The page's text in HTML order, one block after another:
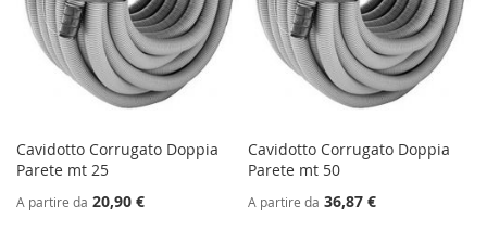
Cavidotto Corrugato Doppia
Parete mt 25
A partire da 20,90 €
Cavidotto Corrugato Doppia
Parete mt 50
A partire da 36,87 €